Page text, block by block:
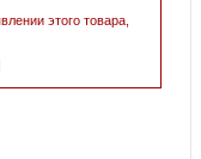
этого товара,